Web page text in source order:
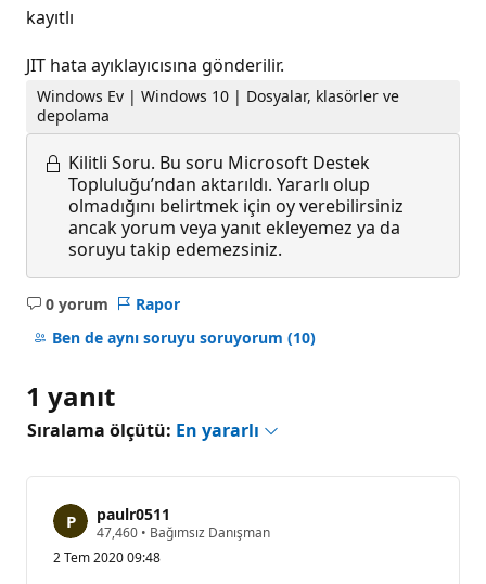
kayıtlı
JIT hata ayıklayıcısına gönderilir.
Windows Ev | Windows 10 | Dosyalar, klasörler ve
depolama
Kilitli Soru. Bu soru Microsoft Destek
Topluluğu’ndan aktarıldı. Yararlı olup
olmadığını belirtmek için oy verebilirsiniz
ancak yorum veya yanıt ekleyemez ya da
soruyu takip edemezsiniz.
0 yorum
Açıklama
yok
Rapor
Ben de aynı soruyu soruyorum (10)
1 yanıt
Sıralama ölçütü: En yararlı
paulr0511
47,460 S
y
• Bağımsız Danışman
2 Tem 2020 09:48